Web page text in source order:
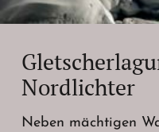
Nordlichter
Neben mächtigen